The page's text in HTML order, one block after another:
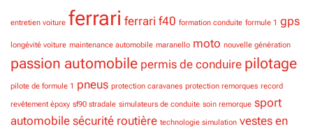
entretien voiture ferrari ferrari f40 formation conduite formule 1 gps
longévité voiture maintenance automobile maranello moto nouvelle génération
passion automobile permis de conduire pilotage
pilote de formule 1 pneus protection caravanes protection remorques record
revêtement époxy sf90 stradale simulateurs de conduite soin remorque sport
automobile sécurité routière technologie simulation vestes en